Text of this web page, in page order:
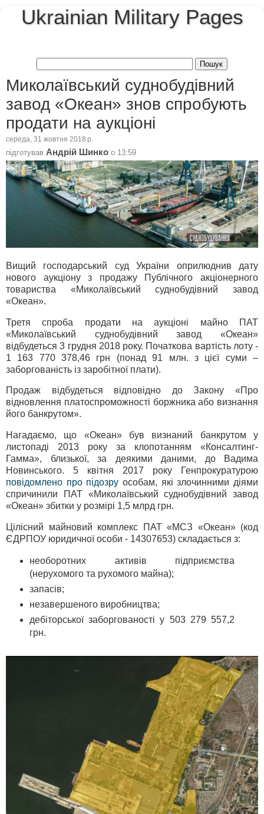
Ukrainian Military Pages
Миколаївський суднобудівний
завод «Океан» знов спробують
продати на аукціоні
середа, 31 жовтня 2018 р.
підготував Андрій Шинко о 13:59
Вищий господарський суд України оприлюднив дату
нового аукціону з продажу Публічного акціонерного
товариства «Миколаївський суднобудівний завод
«Океан».
Третя спроба продати на аукціоні майно ПАТ
«Миколаївський суднобудівний завод «Океан»
відбудеться 3 грудня 2018 року. Початкова вартість лоту -
1 163 770 378,46 грн (понад 91 млн. з цієї суми –
заборгованість із заробітної плати).
Продаж відбудеться відповідно до Закону «Про
відновлення платоспроможності боржника або визнання
його банкрутом».
Нагадаємо, що «Океан» був визнаний банкрутом у
листопаді 2013 року за клопотанням «Консалтинг-
Гамма», близької, за деякими даними, до Вадима
Новинського. 5 квітня 2017 року Генпрокуратурою
повідомлено про підозру особам, які злочинними діями
спричинили ПАТ «Миколаївський суднобудівний завод
«Океан» збитки у розмірі 1,5 млрд грн.
Цілісний майновий комплекс ПАТ «МСЗ «Океан» (код
ЄДРПОУ юридичної особи - 14307653) складається з:
необоротних активів підприємства
(нерухомого та рухомого майна);
запасів;
незавершеного виробництва;
дебіторської заборгованості у 503 279 557,2
грн.